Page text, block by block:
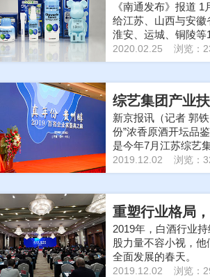
《南通发布》报道
给江苏、山西与安
淮安、运城、铜陵
除菌。
2020.02.25 浏览：
综艺集团产业
新京报讯（记者 郭
份”浓香原酒开坛品
是今年7月江苏综艺
2019.12.02 浏览：
重塑行业格局
2019年，白酒行业
股力量不容小视，
全面发展的春天。
2019.12.02 浏览：